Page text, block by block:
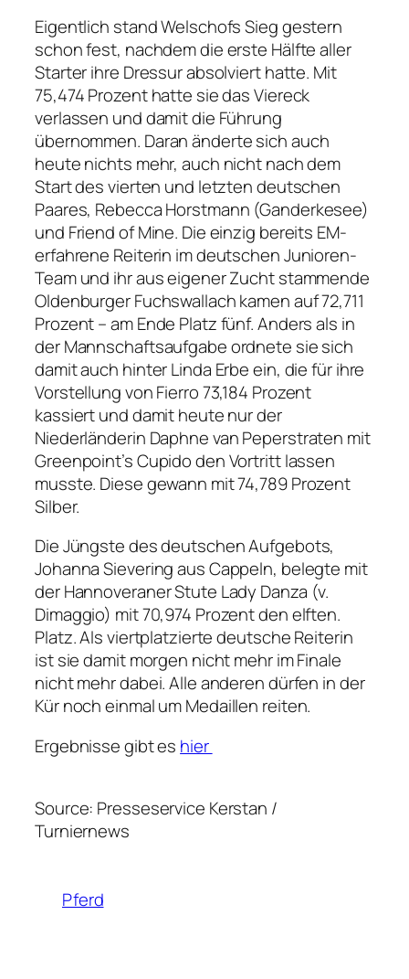
Eigentlich stand Welschofs Sieg gestern
schon fest, nachdem die erste Hälfte aller
Starter ihre Dressur absolviert hatte. Mit
75,474 Prozent hatte sie das Viereck
verlassen und damit die Führung
übernommen. Daran änderte sich auch
heute nichts mehr, auch nicht nach dem
Start des vierten und letzten deutschen
Paares, Rebecca Horstmann (Ganderkesee)
und Friend of Mine. Die einzig bereits EM-
erfahrene Reiterin im deutschen Junioren-
Team und ihr aus eigener Zucht stammende
Oldenburger Fuchswallach kamen auf 72,711
Prozent – am Ende Platz fünf. Anders als in
der Mannschaftsaufgabe ordnete sie sich
damit auch hinter Linda Erbe ein, die für ihre
Vorstellung von Fierro 73,184 Prozent
kassiert und damit heute nur der
Niederländerin Daphne van Peperstraten mit
Greenpoint’s Cupido den Vortritt lassen
musste. Diese gewann mit 74,789 Prozent
Silber.
Die Jüngste des deutschen Aufgebots,
Johanna Sievering aus Cappeln, belegte mit
der Hannoveraner Stute Lady Danza (v.
Dimaggio) mit 70,974 Prozent den elften.
Platz. Als viertplatzierte deutsche Reiterin
ist sie damit morgen nicht mehr im Finale
nicht mehr dabei. Alle anderen dürfen in der
Kür noch einmal um Medaillen reiten.
Ergebnisse gibt es hier
Source: Presseservice Kerstan /
Turniernews
Pferd